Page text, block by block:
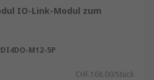
IO-Link-Modul zum
M12-5P
CHF.168.00/Stück